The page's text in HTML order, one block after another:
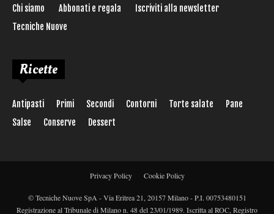
Chi siamo Abbonati e regala
Iscriviti alla newsletter
Tecniche Nuove
Ricette
Antipasti Primi Secondi Contorni Torte salate
Pane
Salse
Conserve Dessert
Privacy Policy Cookie Policy
© Tecniche Nuove SpA - Via Eritrea 21, 20157 Milano - P.I. 00753480151
Registrazione al Tribunale di Milano n. 48 del 23/01/1989. Iscritta al ROC, Registro